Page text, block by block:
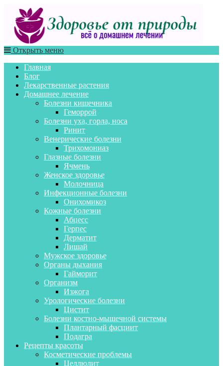
Открыть меню
Главная
Блог
Лекарственные растения
Домашнее лечение
Болезни кишечника
Геморрой
Болезни уха, горла, носа
Ринит
Венерические болезни
Трихомониаз
Глазные болезни
Ячмень
Женское здоровье
Молочница
Инфекционные болезни
Онихомикоз
Кожные болезни
Абцесс
Герпес
Дерматит
Лишай
Мужское здоровье
Органы дыхания
Гайморит
Организм
Изжога
Урологические болезни
Цистит
Болезни костно-мышечной системы
Плантарный фасциит
Подагра
Рецепты красоты
Косметические проблемы
Целлюлит